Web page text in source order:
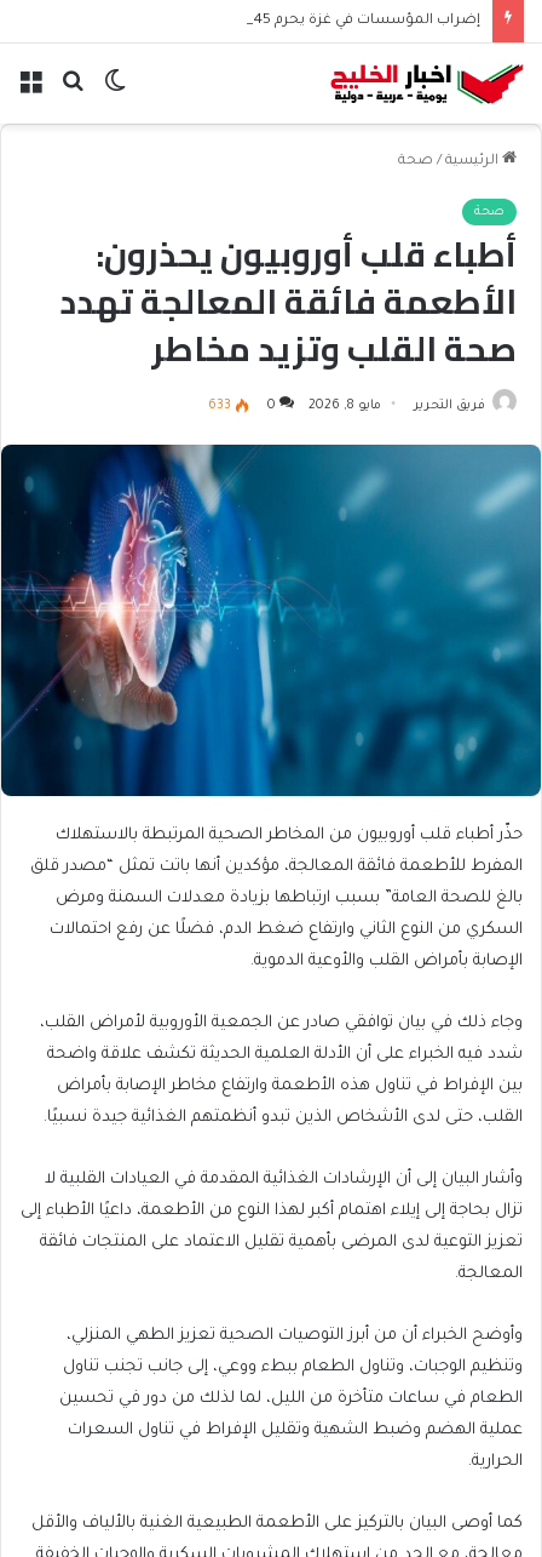
إضراب المؤسسات في غزة يحرم 45 ألف موظف من الرواتب
بحث الوضع
الرئيسية / صحة
صحة
أطباء قلب أوروبيون يحذرون:
الأطعمة فائقة المعالجة تهدد
صحة القلب وتزيد مخاطر
الأمراض المزمنة
فريق التحرير مايو 8, 2026 0
633
حذّر أطباء قلب أوروبيون من المخاطر الصحية المرتبطة بالاستهلاك
المفرط للأطعمة فائقة المعالجة، مؤكدين أنها باتت تمثل “مصدر قلق
بالغ للصحة العامة” بسبب ارتباطها بزيادة معدلات السمنة ومرض
السكري من النوع الثاني وارتفاع ضغط الدم، فضلًا عن رفع احتمالات
الإصابة بأمراض القلب والأوعية الدموية.
وجاء ذلك في بيان توافقي صادر عن الجمعية الأوروبية لأمراض القلب،
شدد فيه الخبراء على أن الأدلة العلمية الحديثة تكشف علاقة واضحة
بين الإفراط في تناول هذه الأطعمة وارتفاع مخاطر الإصابة بأمراض
القلب، حتى لدى الأشخاص الذين تبدو أنظمتهم الغذائية جيدة نسبيًا.
وأشار البيان إلى أن الإرشادات الغذائية المقدمة في العيادات القلبية لا
تزال بحاجة إلى إيلاء اهتمام أكبر لهذا النوع من الأطعمة، داعيًا الأطباء إلى
تعزيز التوعية لدى المرضى بأهمية تقليل الاعتماد على المنتجات فائقة
المعالجة.
وأوضح الخبراء أن من أبرز التوصيات الصحية تعزيز الطهي المنزلي،
وتنظيم الوجبات، وتناول الطعام ببطء ووعي، إلى جانب تجنب تناول
الطعام في ساعات متأخرة من الليل، لما لذلك من دور في تحسين
عملية الهضم وضبط الشهية وتقليل الإفراط في تناول السعرات
الحرارية.
كما أوصى البيان بالتركيز على الأطعمة الطبيعية الغنية بالألياف والأقل